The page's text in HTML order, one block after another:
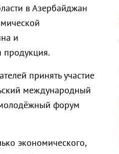
в Азербайджан
и
продукция.
принять участие
международный
форум
экономического,